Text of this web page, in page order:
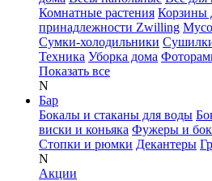
Комнатные растения Корзины
принадлежности Zwilling
Сумки-холодильники
Техника Уборка дома
Показать все
N
Бар
Бокалы и стаканы для воды
виски и коньяка Фужеры и
Стопки и рюмки Декантеры
N
Акции